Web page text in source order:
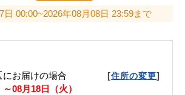
日 00:00~2026年08月08日 23:59まで
にお届けの場合 [住所の変更]
08月18日（火）